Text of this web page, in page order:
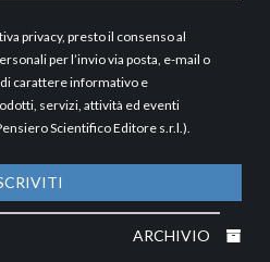
privacy, presto il consenso al
per l’invio via posta, e-mail o
carattere informativo e
servizi, attività ed eventi
Scientifico Editore s.r.l.).
ARCHIVIO